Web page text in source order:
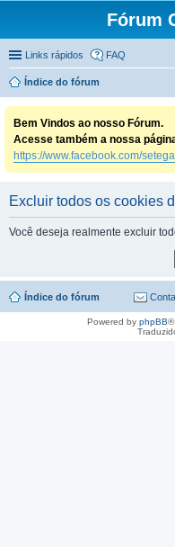
Fórum
Links rápidos FAQ
Índice do fórum
Bem Vindos ao nosso Fórum.
Acesse também a nossa
https://www.facebook.com/
Excluir todos os cookies
Você deseja realmente excluir
Índice do fórum
Powered by phpBB®